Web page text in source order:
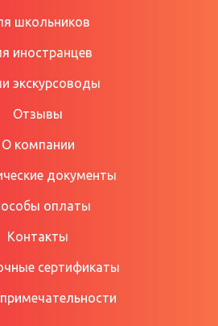
школьников
иностранцев
экскурсоводы
Отзывы
О компании
документы
оплаты
Контакты
сертификаты